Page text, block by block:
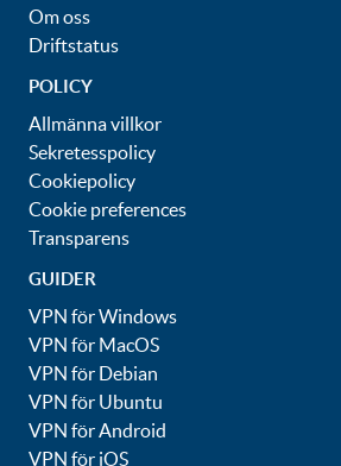
Om oss
Driftstatus
POLICY
Allmänna villkor
Sekretesspolicy
Cookiepolicy
Cookie preferences
Transparens
GUIDER
VPN för Windows
VPN för MacOS
VPN för Debian
VPN för Ubuntu
VPN för Android
VPN för iOS